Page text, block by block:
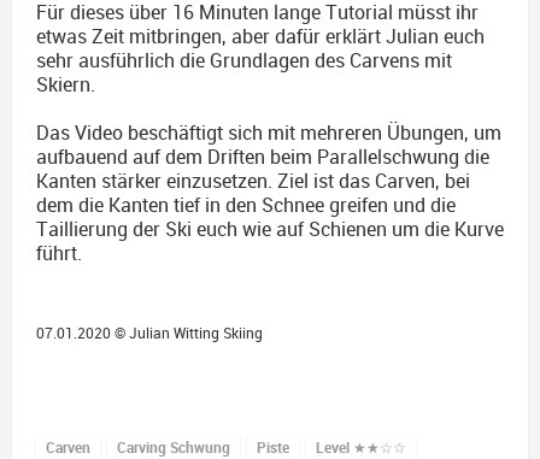
Für dieses über 16 Minuten lange Tutorial müsst ihr
etwas Zeit mitbringen, aber dafür erklärt Julian euch
sehr ausführlich die Grundlagen des Carvens mit
Skiern.
Das Video beschäftigt sich mit mehreren Übungen, um
aufbauend auf dem Driften beim Parallelschwung die
Kanten stärker einzusetzen. Ziel ist das Carven, bei
dem die Kanten tief in den Schnee greifen und die
Taillierung der Ski euch wie auf Schienen um die Kurve
führt.
07.01.2020 © Julian Witting Skiing
Carven Carving Schwung Piste Level ★★☆☆